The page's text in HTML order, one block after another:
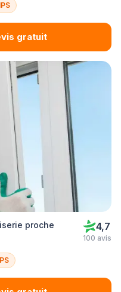
gratuit
proche
4,7
100 avis